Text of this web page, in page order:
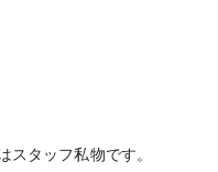
タッフ私物です。